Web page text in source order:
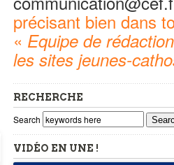
précisant bien dans
« Equipe de
les sites jeunes-
RECHERCHE
Search
VIDÉO EN UNE !